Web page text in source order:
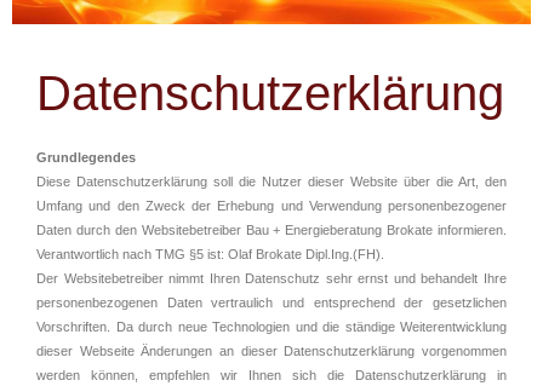
Datenschutzerklärung
Grundlegendes
Diese Datenschutzerklärung soll die Nutzer dieser Website über die Art, den
Umfang und den Zweck der Erhebung und Verwendung personenbezogener
Daten durch den Websitebetreiber Bau + Energieberatung Brokate informieren.
Verantwortlich nach TMG §5 ist: Olaf Brokate Dipl.Ing.(FH).
Der Websitebetreiber nimmt Ihren Datenschutz sehr ernst und behandelt Ihre
personenbezogenen Daten vertraulich und entsprechend der gesetzlichen
Vorschriften. Da durch neue Technologien und die ständige Weiterentwicklung
dieser Webseite Änderungen an dieser Datenschutzerklärung vorgenommen
werden können, empfehlen wir Ihnen sich die Datenschutzerklärung in